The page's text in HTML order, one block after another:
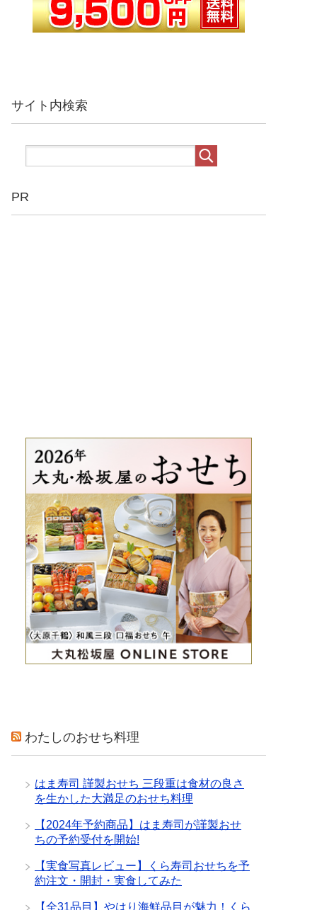
サイト内検索
PR
わたしのおせち料理
はま寿司 謹製おせち 三段重は食材の良さ
を生かした大満足のおせち料理
【2024年予約商品】はま寿司が謹製おせ
ちの予約受付を開始!
【実食写真レビュー】くら寿司おせちを予
約注文・開封・実食してみた
【全31品目】やはり海鮮品目が魅力！くら